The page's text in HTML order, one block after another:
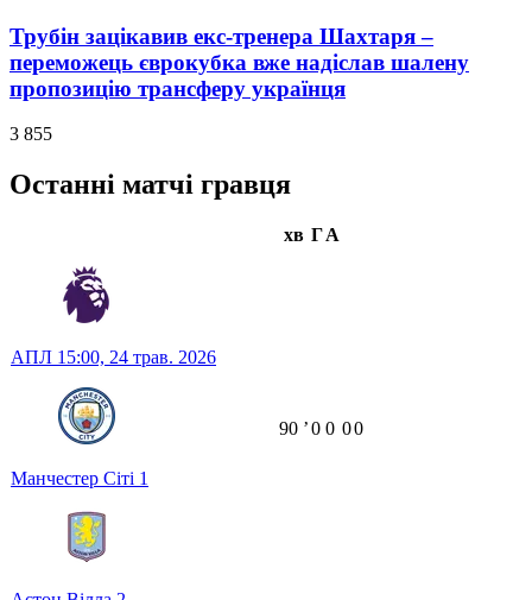
Трубін зацікавив екс-тренера Шахтаря –
переможець єврокубка вже надіслав шалену
пропозицію трансферу українця
3 855
Останні матчі гравця
хв ГА
АПЛ 15:00, 24 трав. 2026
Манчестер Сіті 1
90 ʼ0 0 00